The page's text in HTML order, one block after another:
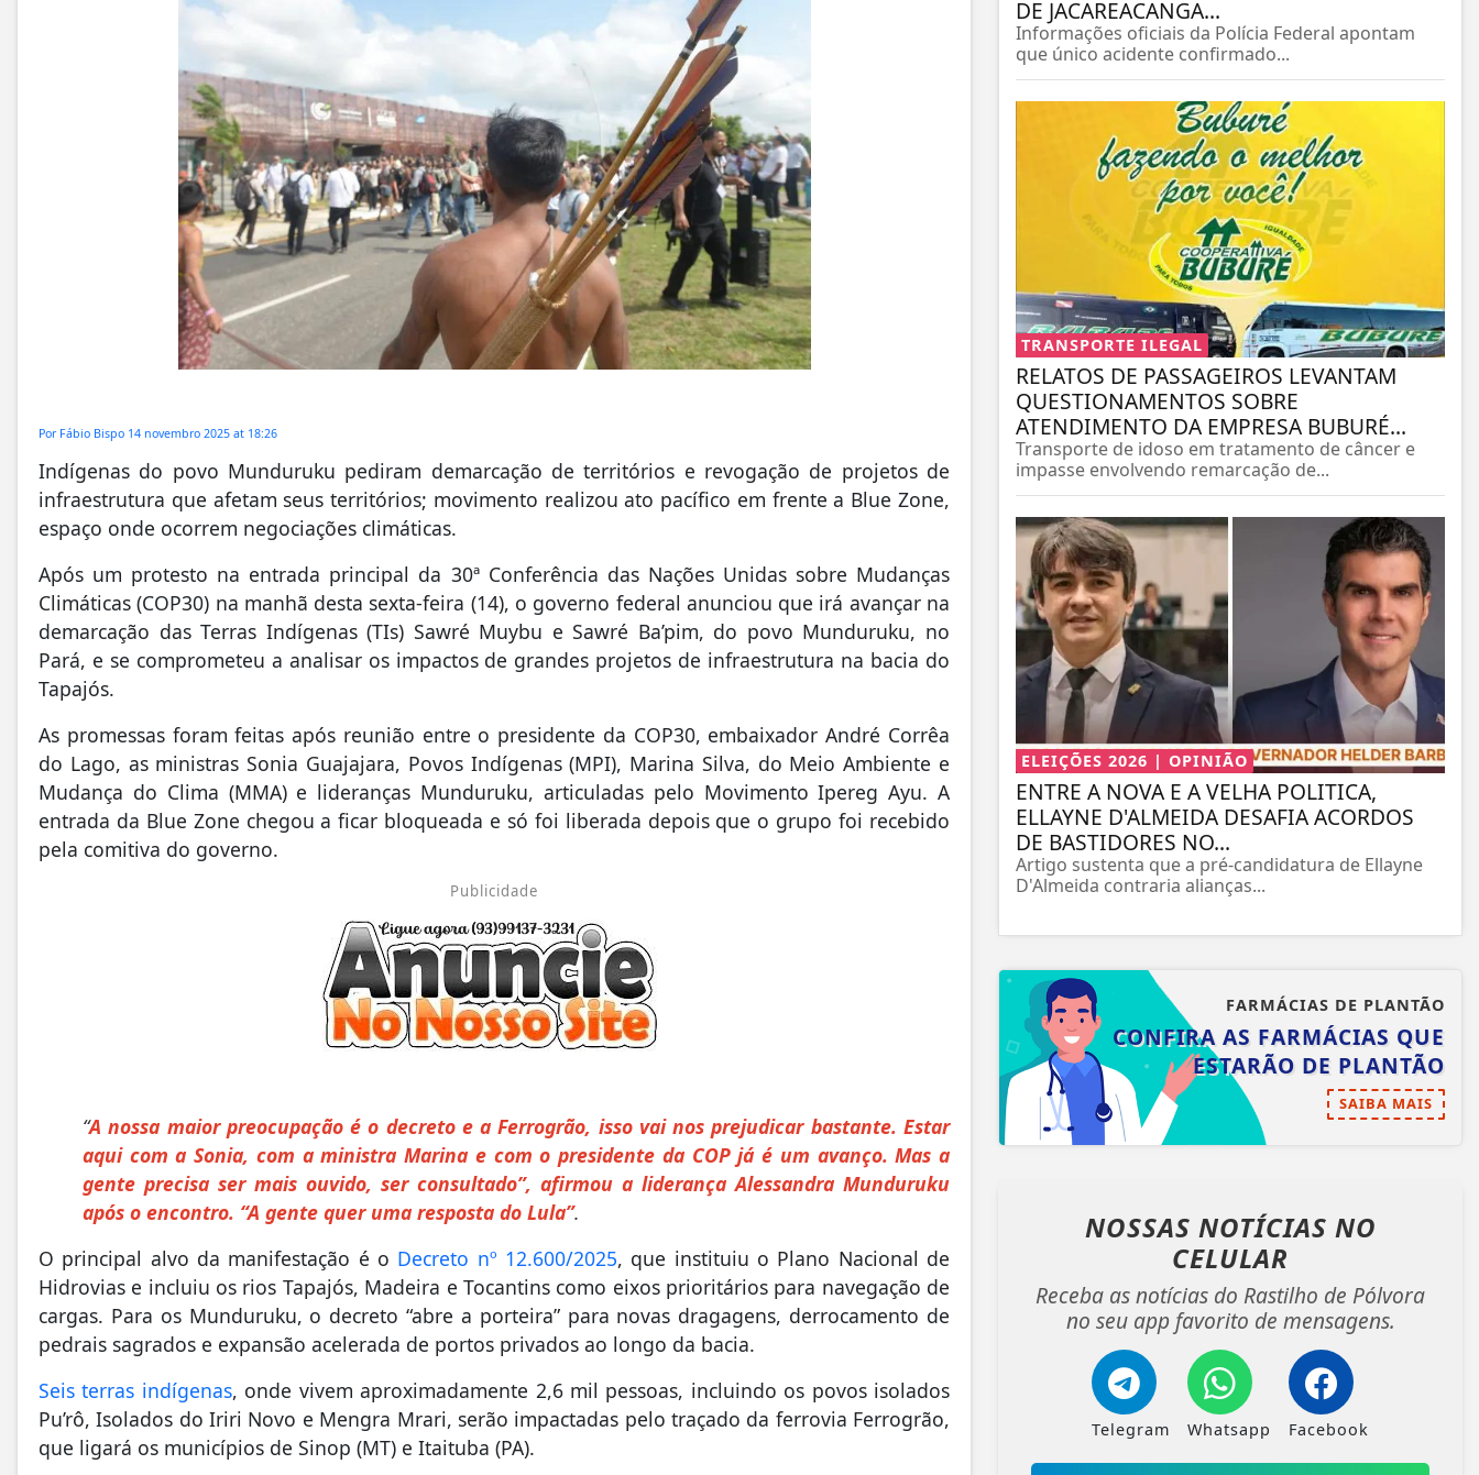
Por Fábio Bispo 14 novembro 2025 at 18:26
Indígenas do povo Munduruku pediram demarcação de territórios e revogação de projetos de
infraestrutura que afetam seus territórios; movimento realizou ato pacífico em frente a Blue Zone,
espaço onde ocorrem negociações climáticas.
Após um protesto na entrada principal da 30ª Conferência das Nações Unidas sobre Mudanças
Climáticas (COP30) na manhã desta sexta-feira (14), o governo federal anunciou que irá avançar na
demarcação das Terras Indígenas (TIs) Sawré Muybu e Sawré Ba’pim, do povo Munduruku, no
Pará, e se comprometeu a analisar os impactos de grandes projetos de infraestrutura na bacia do
Tapajós.
As promessas foram feitas após reunião entre o presidente da COP30, embaixador André Corrêa
do Lago, as ministras Sonia Guajajara, Povos Indígenas (MPI), Marina Silva, do Meio Ambiente e
Mudança do Clima (MMA) e lideranças Munduruku, articuladas pelo Movimento Ipereg Ayu. A
entrada da Blue Zone chegou a ficar bloqueada e só foi liberada depois que o grupo foi recebido
pela comitiva do governo.
Publicidade
“A nossa maior preocupação é o decreto e a Ferrogrão, isso vai nos prejudicar bastante. Estar
aqui com a Sonia, com a ministra Marina e com o presidente da COP já é um avanço. Mas a
gente precisa ser mais ouvido, ser consultado”, afirmou a liderança Alessandra Munduruku
após o encontro. “A gente quer uma resposta do Lula”.
O principal alvo da manifestação é o Decreto nº 12.600/2025, que instituiu o Plano Nacional de
Hidrovias e incluiu os rios Tapajós, Madeira e Tocantins como eixos prioritários para navegação de
cargas. Para os Munduruku, o decreto “abre a porteira” para novas dragagens, derrocamento de
pedrais sagrados e expansão acelerada de portos privados ao longo da bacia.
Seis terras indígenas, onde vivem aproximadamente 2,6 mil pessoas, incluindo os povos isolados
Pu’rô, Isolados do Iriri Novo e Mengra Mrari, serão impactadas pelo traçado da ferrovia Ferrogrão,
que ligará os municípios de Sinop (MT) e Itaituba (PA).
DE JACAREACANGA...
Informações oficiais da Polícia Federal apontam
que único acidente confirmado...
TRANSPORTE ILEGAL
RELATOS DE PASSAGEIROS LEVANTAM
QUESTIONAMENTOS SOBRE
ATENDIMENTO DA EMPRESA BUBURÉ...
Transporte de idoso em tratamento de câncer e
impasse envolvendo remarcação de...
ELEIÇÕES 2026 | OPINIÃO
ENTRE A NOVA E A VELHA POLITICA,
ELLAYNE D'ALMEIDA DESAFIA ACORDOS
DE BASTIDORES NO...
Artigo sustenta que a pré-candidatura de Ellayne
D'Almeida contraria alianças...
FARMÁCIAS DE PLANTÃO
CONFIRA AS FARMÁCIAS QUE
ESTARÃO DE PLANTÃO
SAIBA MAIS
NOSSAS NOTÍCIAS NO
CELULAR
Receba as notícias do Rastilho de Pólvora
no seu app favorito de mensagens.
Telegram Whatsapp Facebook